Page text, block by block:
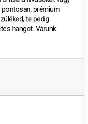
prémium
te pedig
hangot. Várunk